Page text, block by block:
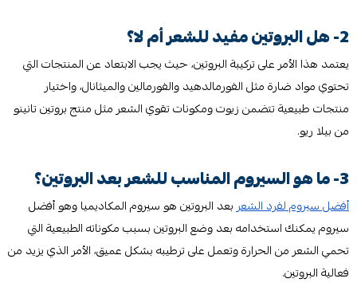
2- هل البروتين مفيد للشعر أم لا؟
يعتمد هذا الأمر على تركيبة البروتين، حيث يجب الابتعاد عن المنتجات التي
تحتوي مواد ضارة مثل الفورمالدهيد والفورمالين والميثانال، واختيار
منتجات طبيعية تتضمن زيوت ومكونات تقوي الشعر مثل منتج بروتين تانينو
من بيلا ريو.
3- ما هو السيروم المناسب للشعر بعد البروتين؟
أفضل سيروم لفرد الشعر بعد البروتين هو سيروم المكاديميا وهو أفضل
سيروم يمكنك استخدامه بعد وضع البروتين بسبب مكوناته الطبيعية التي
تحمي الشعر من الحرارة وتعمل على ترطيبه بشكل عميق، الأمر الذي يزيد من
فعالية البروتين.